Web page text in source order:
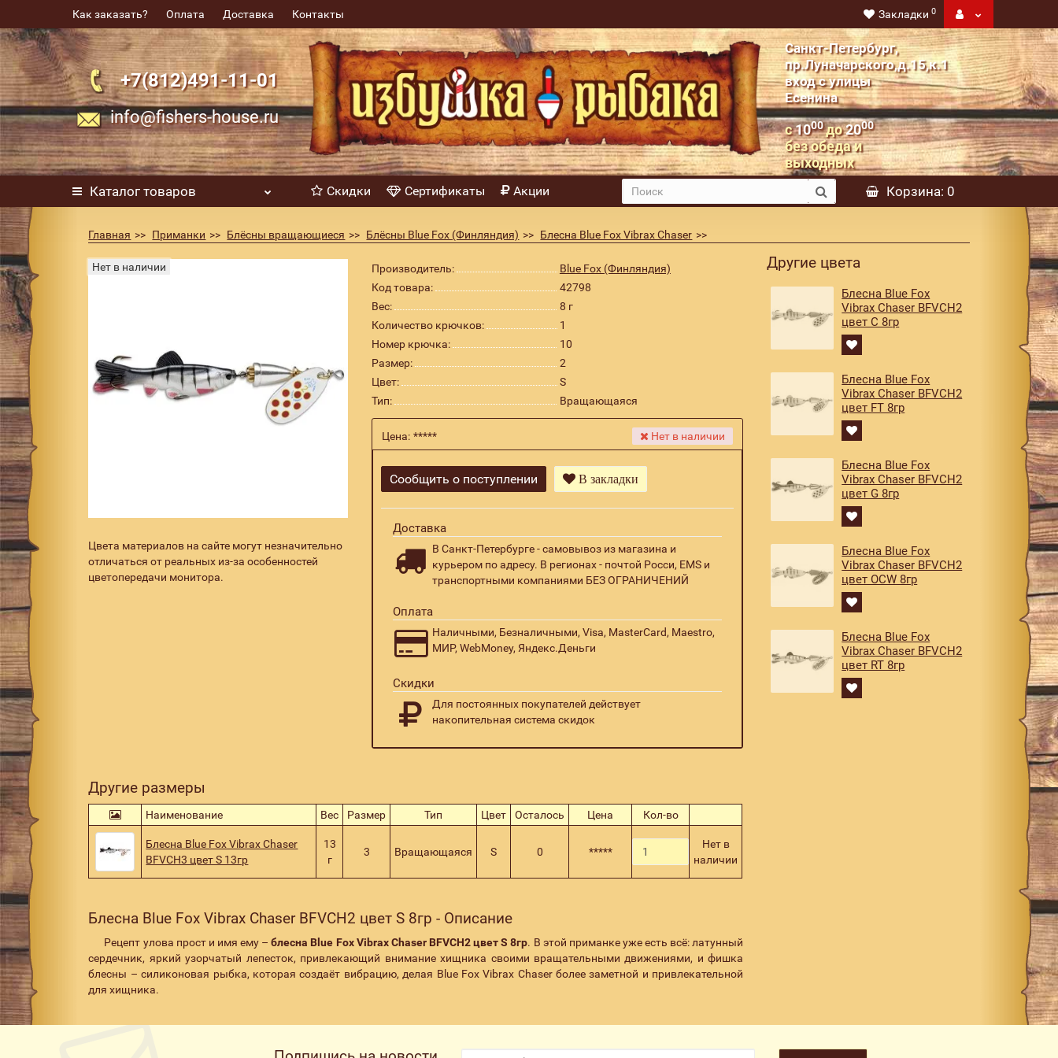
Как заказать? Оплата Доставка Контакты Закладки 0
+7(812)491-11-01
info@fishers-house.ru
Санкт-Петербург,
пр.Луначарского,д.15,к.1
вход с улицы
Есенина
с1000до2000
без обеда и
выходных
Каталог товаров Скидки Сертификаты Акции Корзина: 0
Главная Приманки Блёсны вращающиеся Блёсны Blue Fox (Финляндия) Блесна Blue Fox Vibrax Chaser
Нет в наличии
Цвета материалов на сайте могут незначительно
отличаться от реальных из-за особенностей
цветопередачи монитора.
Производитель:
Blue Fox (Финляндия)
Код товара:
42798
Вес:
8 г
Количество крючков:
1
Номер крючка:
10
Размер:
2
Цвет:
S
Тип:
Вращающаяся
Цена: ***** Нет в наличии
Сообщить о поступлении В закладки
Доставка
В Санкт-Петербурге - самовывоз из магазина и
курьером по адресу. В регионах - почтой Росси, EMS и
транспортными компаниями БЕЗ ОГРАНИЧЕНИЙ
Оплата
Наличными, Безналичными, Visa, MasterCard, Maestro,
МИР, WebMoney, Яндекс.Деньги
Скидки
Для постоянных покупателей действует
накопительная система скидок
Другие размеры
Наименование Вес Размер Тип Цвет Осталось Цена Кол-во
Блесна Blue Fox Vibrax Chaser
BFVCH3 цвет S 13гр
13
г
3 Вращающаяся S 0 *****
Нет в
наличии
Блесна Blue Fox Vibrax Chaser BFVCH2 цвет S 8гр - Описание
Рецепт улова прост и имя ему –блесна Blue Fox Vibrax Chaser BFVCH2 цвет S 8гр. В этой приманке уже есть всё: латунный
сердечник, яркий узорчатый лепесток, привлекающий внимание хищника своими вращательными движениями, и фишка
блесны – силиконовая рыбка, которая создаёт вибрацию, делая Blue Fox Vibrax Chaser более заметной и привлекательной
для хищника.
Другие цвета
Блесна Blue Fox
Vibrax Chaser BFVCH2
цвет C 8гр
Блесна Blue Fox
Vibrax Chaser BFVCH2
цвет FT 8гр
Блесна Blue Fox
Vibrax Chaser BFVCH2
цвет G 8гр
Блесна Blue Fox
Vibrax Chaser BFVCH2
цвет OCW 8гр
Блесна Blue Fox
Vibrax Chaser BFVCH2
цвет RT 8гр